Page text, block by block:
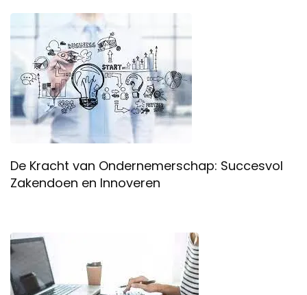
De Kracht van Ondernemerschap: Succesvol
Zakendoen en Innoveren